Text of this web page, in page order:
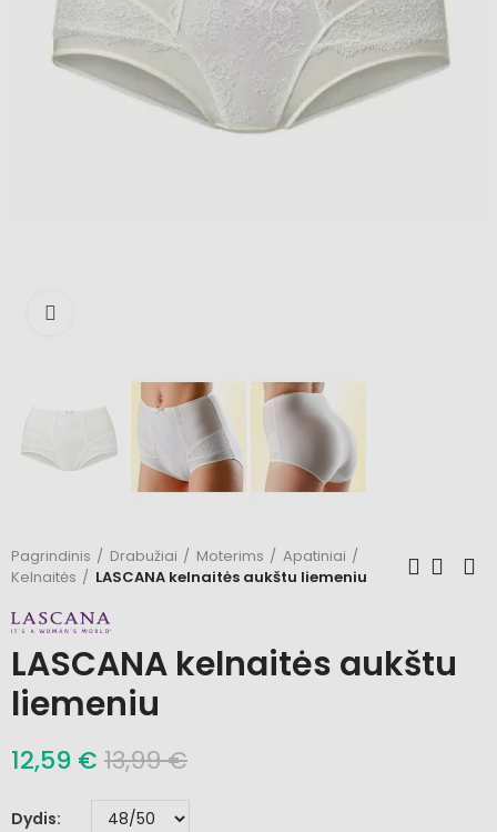
Pagrindinis Drabužiai Moterims
Apatiniai
Kelnaitės
LASCANA kelnaitės aukštu liemeniu
LASCANA kelnaitės aukštu
liemeniu
12,59 € 13,99 €
Dydis